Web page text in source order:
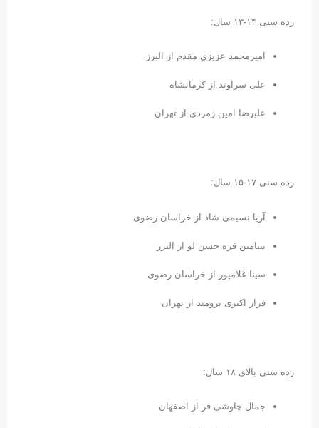
رده سنی ۱۴-۱۳ سال:
امیرمحمد عزیزی مقدم از البرز
علی سراوند از کرمانشاه
علیرضا امین زمردی از تهران
رده سنی ۱۷-۱۵ سال:
آریا نسیمی شاد از خراسان رضوی
بنیامین قره حسن لو از البرز
سینا غلامپور از خراسان رضوی
فراز اکبری برومند از تهران
رده سنی بالای ۱۸ سال:
جمال چاوشی فر از اصفهان